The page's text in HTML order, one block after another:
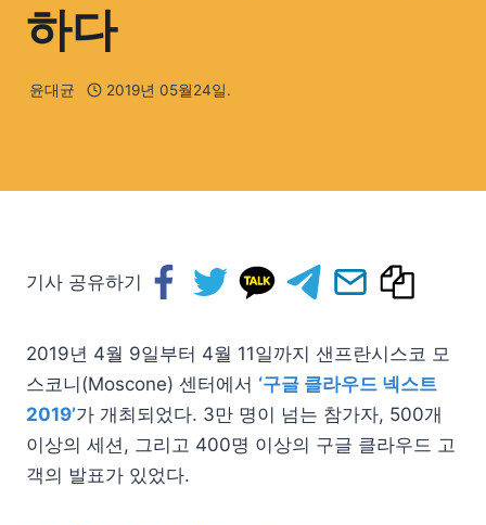
하다
윤대균 2019년 05월24일.
기사 공유하기
2019년 4월 9일부터 4월 11일까지 샌프란시스코 모
스코니(Moscone) 센터에서 ‘구글 클라우드 넥스트
2019’가 개최되었다. 3만 명이 넘는 참가자, 500개
이상의 세션, 그리고 400명 이상의 구글 클라우드 고
객의 발표가 있었다.